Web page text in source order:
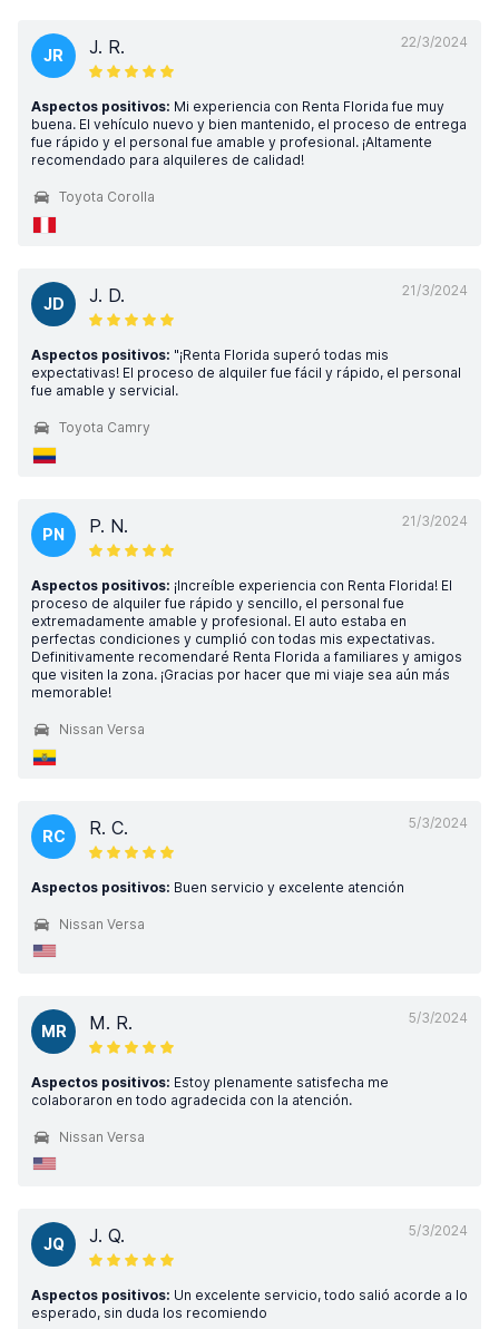
22/3/2024
JR J. R.
Aspectos positivos: Mi experiencia con Renta Florida fue muy
buena. El vehículo nuevo y bien mantenido, el proceso de entrega
fue rápido y el personal fue amable y profesional. ¡Altamente
recomendado para alquileres de calidad!
Toyota Corolla
21/3/2024
JD J. D.
Aspectos positivos: "¡Renta Florida superó todas mis
expectativas! El proceso de alquiler fue fácil y rápido, el personal
fue amable y servicial.
Toyota Camry
21/3/2024
PN P. N.
Aspectos positivos: ¡Increíble experiencia con Renta Florida! El
proceso de alquiler fue rápido y sencillo, el personal fue
extremadamente amable y profesional. El auto estaba en
perfectas condiciones y cumplió con todas mis expectativas.
Definitivamente recomendaré Renta Florida a familiares y amigos
que visiten la zona. ¡Gracias por hacer que mi viaje sea aún más
memorable!
Nissan Versa
5/3/2024
RC R. C.
Aspectos positivos: Buen servicio y excelente atención
Nissan Versa
5/3/2024
MR M. R.
Aspectos positivos: Estoy plenamente satisfecha me
colaboraron en todo agradecida con la atención.
Nissan Versa
5/3/2024
JQ J. Q.
Aspectos positivos: Un excelente servicio, todo salió acorde a lo
esperado, sin duda los recomiendo